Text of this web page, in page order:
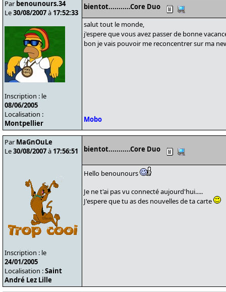
Par benounours.34
Le30/08/2007à 17:52:33
Inscription : le
08/06/2005
Localisation :
Montpellier
bientot...........Core Duo
salut tout le monde,
j'espere que vous avez passer de bonne
bon je vais pouvoir me reconcentrer sur ma
Mobo
Par MaGnOuLe
Le30/08/2007à 17:56:51
Inscription : le
24/01/2005
Localisation :Saint
André Lez Lille
bientot...........Core Duo
Hello benounours
Je ne t'ai pas vu connecté aujourd'hui.....
J'espere que tu as des nouvelles de ta carte